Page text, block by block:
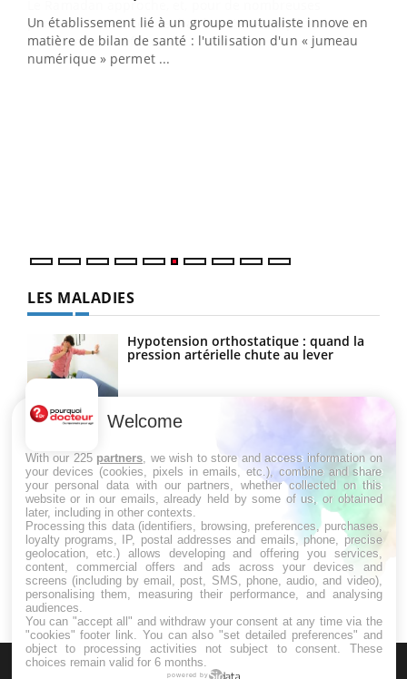
Un établissement lié à un groupe mutualiste innove en
matière de bilan de santé : l'utilisation d'un « jumeau
numérique » permet ...
LES MALADIES
Hypotension orthostatique : quand la
pression artérielle chute au lever
Drépanocytose : une déformation des
globules rouges aux conséquences
Maladie de Charcot (Sclérose latérale
amyotrophique)
Welcome
With our 225 partners , we wish to store and access information on
your devices (cookies, pixels in emails, etc.), combine and share
your personal data with our partners, whether collected on this
website or in our emails, already held by some of us, or obtained
later, including in other contexts.
Processing this data (identifiers, browsing, preferences, purchases,
loyalty programs, IP, postal addresses and emails, phone, precise
geolocation, etc.) allows developing and offering you services,
content, commercial offers and ads across your devices and
screens (including by email, post, SMS, phone, audio, and video),
personalising them, measuring their performance, and analysing
audiences.
You can "accept all" and withdraw your consent at any time via the
"cookies" footer link . You can also "set detailed preferences" and
object to processing activities not subject to consent. These
choices remain valid for 6 months.
powered by